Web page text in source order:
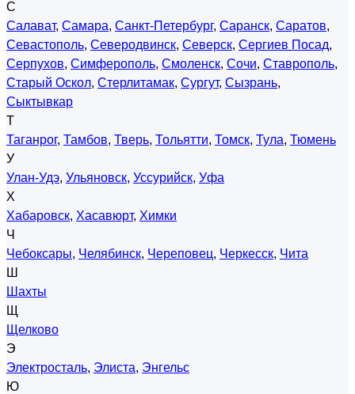
С
Салават, Самара, Санкт-Петербург, Саранск, Саратов,
Севастополь, Северодвинск, Северск, Сергиев Посад,
Серпухов, Симферополь, Смоленск, Сочи, Ставрополь,
Старый Оскол, Стерлитамак, Сургут, Сызрань,
Сыктывкар
Т
Таганрог, Тамбов, Тверь, Тольятти, Томск, Тула, Тюмень
У
Улан-Удэ, Ульяновск, Уссурийск, Уфа
Х
Хабаровск, Хасавюрт, Химки
Ч
Чебоксары, Челябинск, Череповец, Черкесск, Чита
Ш
Шахты
Щ
Щелково
Э
Электросталь, Элиста, Энгельс
Ю